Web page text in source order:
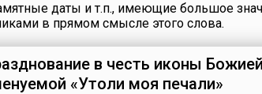
даты и т.п., имеющие большое
в прямом смысле этого слова.
в честь иконы
«Утоли моя печали»